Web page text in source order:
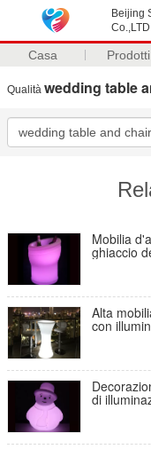
Beijing
Co.,LTD
Casa Prodotti
Qualità wedding table
Mobilia
ghiaccio
Alta
con
di